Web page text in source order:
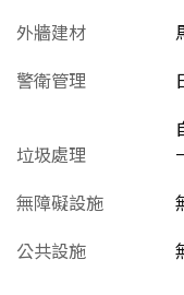
外牆建材
警衛管理
垃圾處理
無障礙設施
公共設施